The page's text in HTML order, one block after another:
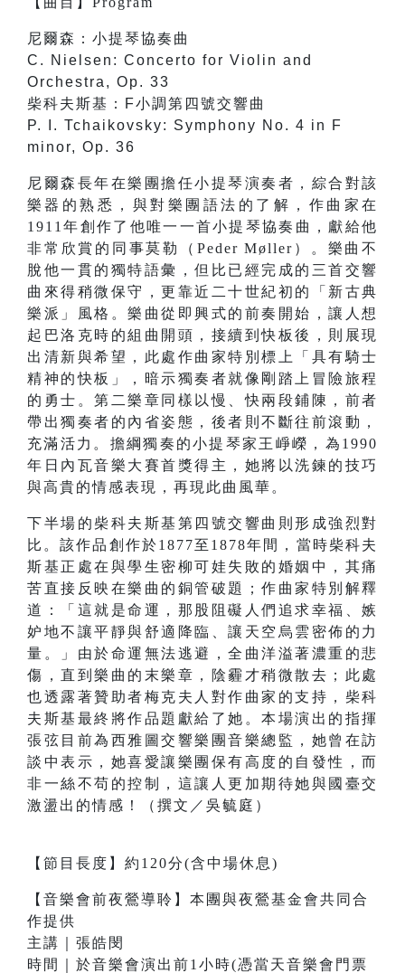
尼爾森：小提琴協奏曲
C. Nielsen: Concerto for Violin and
Orchestra, Op. 33
柴科夫斯基：F小調第四號交響曲
P. I. Tchaikovsky: Symphony No. 4 in F
minor, Op. 36
尼爾森長年在樂團擔任小提琴演奏者，綜合對該
樂器的熟悉，與對樂團語法的了解，作曲家在
1911年創作了他唯一一首小提琴協奏曲，獻給他
非常欣賞的同事莫勒（Peder Møller）。樂曲不
脫他一貫的獨特語彙，但比已經完成的三首交響
曲來得稍微保守，更靠近二十世紀初的「新古典
樂派」風格。樂曲從即興式的前奏開始，讓人想
起巴洛克時的組曲開頭，接續到快板後，則展現
出清新與希望，此處作曲家特別標上「具有騎士
精神的快板」，暗示獨奏者就像剛踏上冒險旅程
的勇士。第二樂章同樣以慢、快兩段鋪陳，前者
帶出獨奏者的內省姿態，後者則不斷往前滾動，
充滿活力。擔綱獨奏的小提琴家王崢嶸，為1990
年日內瓦音樂大賽首獎得主，她將以洗鍊的技巧
與高貴的情感表現，再現此曲風華。
下半場的柴科夫斯基第四號交響曲則形成強烈對
比。該作品創作於1877至1878年間，當時柴科夫
斯基正處在與學生密柳可娃失敗的婚姻中，其痛
苦直接反映在樂曲的銅管破題；作曲家特別解釋
道：「這就是命運，那股阻礙人們追求幸福、嫉
妒地不讓平靜與舒適降臨、讓天空烏雲密佈的力
量。」由於命運無法逃避，全曲洋溢著濃重的悲
傷，直到樂曲的末樂章，陰霾才稍微散去；此處
也透露著贊助者梅克夫人對作曲家的支持，柴科
夫斯基最終將作品題獻給了她。本場演出的指揮
張弦目前為西雅圖交響樂團音樂總監，她曾在訪
談中表示，她喜愛讓樂團保有高度的自發性，而
非一絲不苟的控制，這讓人更加期待她與國臺交
激盪出的情感！（撰文／吳毓庭）
【節目長度】約120分(含中場休息)
【音樂會前夜鶯導聆】本團與夜鶯基金會共同合
作提供
主講｜張皓閔
時間｜於音樂會演出前1小時(憑當天音樂會門票